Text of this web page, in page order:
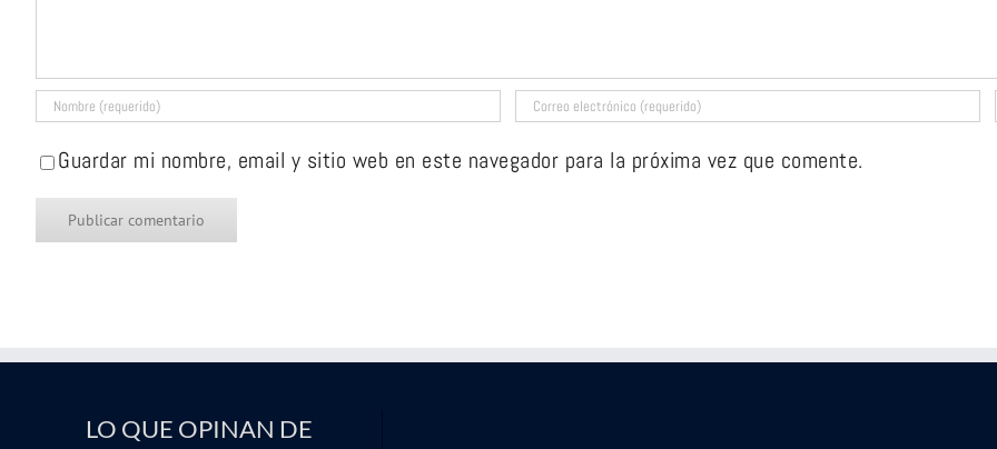
Guardar mi nombre, email y sitio web en este navegador para la próxima vez que comente.
LO QUE OPINAN DE